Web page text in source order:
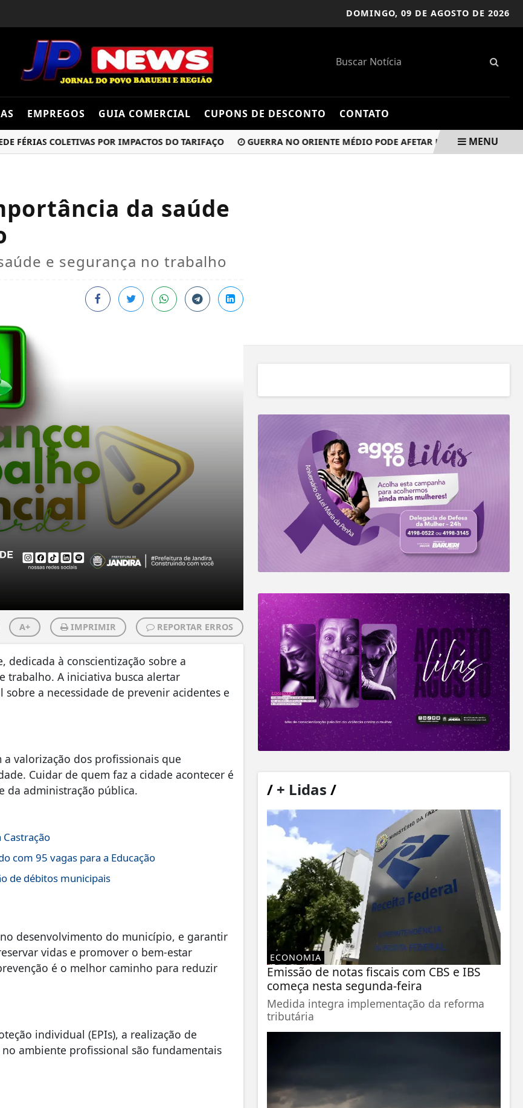
DOMINGO, 09 DE AGOSTO DE 2026
EMPREGOS GUIA COMERCIAL CUPONS DE DESCONTO CONTATO
COLETIVAS POR IMPACTOS DO TARIFAÇO GUERRA NO ORIENTE MÉDIO PODE AFETAR UM TERÇO DASMENU
da saúde
e segurança no trabalho
A+ IMPRIMIR REPORTAR ERROS
dedicada à conscientização sobre a
trabalho. A iniciativa busca alertar
a necessidade de prevenir acidentes e
valorização dos profissionais que
Cuidar de quem faz a cidade acontecer é
da administração pública.
com 95 vagas para a Educação
de débitos municipais
desenvolvimento do município, e garantir
vidas e promover o bem-estar
é o melhor caminho para reduzir
individual (EPIs), a realização de
ambiente profissional são fundamentais
/+ Lidas /
ECONOMIA
Emissão de notas fiscais com CBS e IBS
começa nesta segunda-feira
Medida integra implementação da reforma
tributária